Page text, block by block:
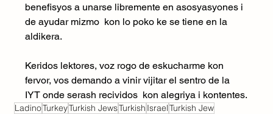
benefisyos a unarse libremente en asosyasyones i
de ayudar mizmo  kon lo poko ke se tiene en la
aldikera.
Keridos lektores, voz rogo de eskucharme kon
fervor, vos demando a vinir vijitar el sentro de la
IYT onde serash recividos  kon alegriya i kontentes.
LadinoTurkeyTurkish JewsTurkish IsraelTurkish Jew